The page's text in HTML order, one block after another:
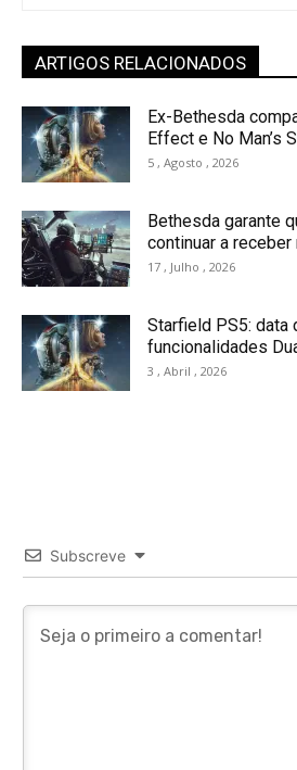
ARTIGOS RELACIONADOS
Ex-Bethesda
Effect e No Man’s
5 , Agosto , 2026
Bethesda garante
continuar a
17 , Julho , 2026
Starfield PS5: data
funcionalidades
3 , Abril , 2026
Subscreve